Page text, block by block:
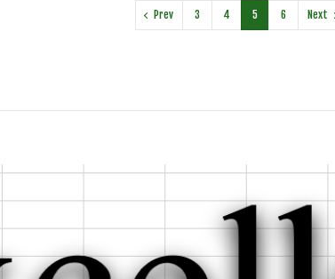
Prev 3 4 5 6 Next